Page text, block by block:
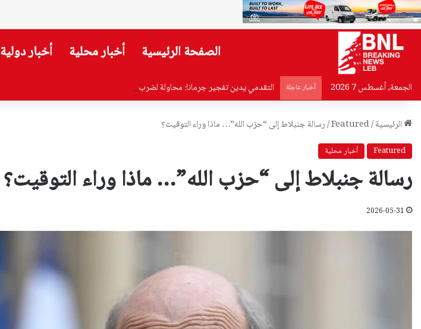
الصفحة الرئيسية أخبار محلية أخبار دولية
الجمعة, أغسطس 7 2026 أخبار عاجلة التقدمي يدين تفجير جرمانا: محاولة لضرب استقرار سوريا
الرئيسية/
Featured
/رسالة جنبلاط إلى “حزب الله”… ماذا وراء التوقيت؟
Featured أخبار محلية
رسالة جنبلاط إلى “حزب الله”… ماذا وراء التوقيت؟
2026-05-31